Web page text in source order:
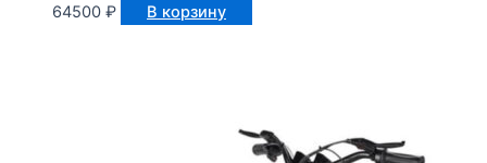
64500 ₽ В корзину